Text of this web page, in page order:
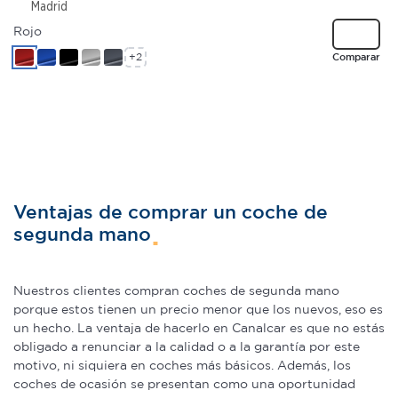
el contenido y los anuncios, ofrecer funciones de redes
sociales y analizar el tráfico. Además, compartimos
información sobre el uso que haga del sitio web con
Madrid
Comparar
Rojo
+2
Ventajas de comprar un coche de
segunda mano
Nuestros clientes compran coches de segunda mano
porque estos tienen un precio menor que los nuevos, eso es
un hecho. La ventaja de hacerlo en Canalcar es que no estás
obligado a renunciar a la calidad o a la garantía por este
motivo, ni siquiera en coches más básicos. Además, los
coches de ocasión se presentan como una oportunidad